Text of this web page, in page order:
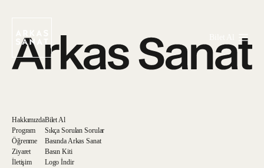
Hakkımızda
Program
Öğrenme
Ziyaret
İletişim
Bilet Al
Sıkça Sorulan Sorular
Basında Arkas Sanat
Basın Kiti
Logo İndir